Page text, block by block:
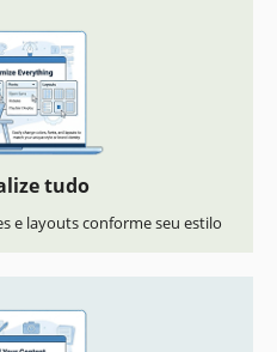
tudo
e layouts conforme seu estilo